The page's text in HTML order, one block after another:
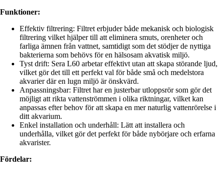
Funktioner:
Effektiv filtrering: Filtret erbjuder både mekanisk och biologisk
filtrering vilket hjälper till att eliminera smuts, orenheter och
farliga ämnen från vattnet, samtidigt som det stödjer de nyttiga
bakterierna som behövs för en hälsosam akvatisk miljö.
Tyst drift: Sera L60 arbetar effektivt utan att skapa störande ljud,
vilket gör det till ett perfekt val för både små och medelstora
akvarier där en lugn miljö är önskvärd.
Anpassningsbar: Filtret har en justerbar utloppsrör som gör det
möjligt att rikta vattenströmmen i olika riktningar, vilket kan
anpassas efter behov för att skapa en mer naturlig vattenrörelse i
ditt akvarium.
Enkel installation och underhåll: Lätt att installera och
underhålla, vilket gör det perfekt för både nybörjare och erfarna
akvarister.
Fördelar: